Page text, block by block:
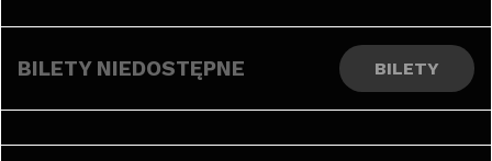
BILETY NIEDOSTĘPNE BILETY